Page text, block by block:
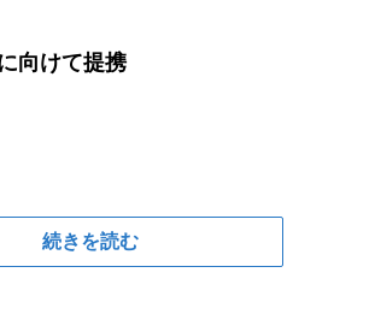
向けて提携
続きを読む